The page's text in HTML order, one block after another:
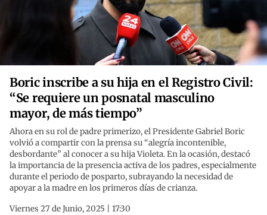
Boric inscribe a su hija en el Registro Civil:
“Se requiere un posnatal masculino
mayor, de más tiempo”
Ahora en su rol de padre primerizo, el Presidente Gabriel Boric
volvió a compartir con la prensa su “alegría incontenible,
desbordante” al conocer a su hija Violeta. En la ocasión, destacó
la importancia de la presencia activa de los padres, especialmente
durante el periodo de posparto, subrayando la necesidad de
apoyar a la madre en los primeros días de crianza.
Viernes 27 de Junio, 2025 | 17:30